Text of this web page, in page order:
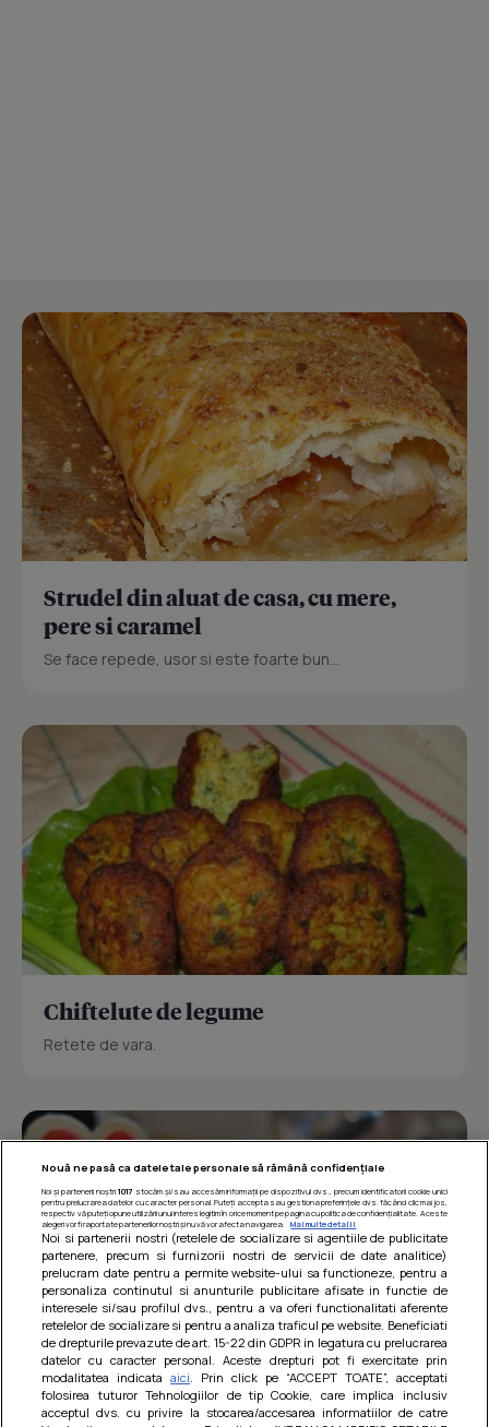
Strudel din aluat de casa, cu mere,
pere si caramel
Se face repede, usor si este foarte bun...
Chiftelute de legume
Retete de vara.
Barcute din vinete cu arpagic rosu
Nouă ne pasă ca datele tale personale să rămână confidențiale
Noi și partenerii noștri 1017 stocăm și/sau accesăm informații pe dispozitivul dvs., precum identificatorii cookie unici
pentru prelucrarea datelor cu caracter personal. Puteți accepta sau gestiona preferințele dvs. făcând clic mai jos,
respectiv vă puteți opune utilizării unui interes legitim în orice moment pe pagina cu politica de confidențialitate. Aceste
alegeri vor fi raportate partenerilor noștri și nu vă vor afecta navigarea.
Mai multe detalii
Noi si partenerii nostri (retelele de socializare si agentiile de publicitate
partenere, precum si furnizorii nostri de servicii de date analitice)
prelucram date pentru a permite website-ului sa functioneze, pentru a
personaliza continutul si anunturile publicitare afisate in functie de
interesele si/sau profilul dvs., pentru a va oferi functionalitati aferente
retelelor de socializare si pentru a analiza traficul pe website. Beneficiati
de drepturile prevazute de art. 15-22 din GDPR in legatura cu prelucrarea
datelor cu caracter personal. Aceste drepturi pot fi exercitate prin
modalitatea indicataaici . Prin click pe “ACCEPT TOATE”, acceptati
folosirea tuturor Tehnologiilor de tip Cookie, care implica inclusiv
acceptul dvs. cu privire la stocarea/accesarea informatiilor de catre